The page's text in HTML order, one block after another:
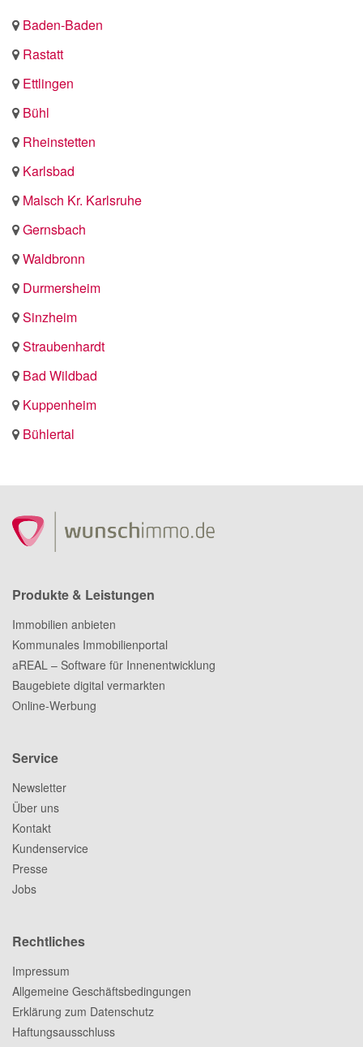
Baden-Baden
Rastatt
Ettlingen
Bühl
Rheinstetten
Karlsbad
Malsch Kr. Karlsruhe
Gernsbach
Waldbronn
Durmersheim
Sinzheim
Straubenhardt
Bad Wildbad
Kuppenheim
Bühlertal
Produkte & Leistungen
Immobilien anbieten
Kommunales Immobilienportal
aREAL – Software für Innenentwicklung
Baugebiete digital vermarkten
Online-Werbung
Service
Newsletter
Über uns
Kontakt
Kundenservice
Presse
Jobs
Rechtliches
Impressum
Allgemeine Geschäftsbedingungen
Erklärung zum Datenschutz
Haftungsausschluss